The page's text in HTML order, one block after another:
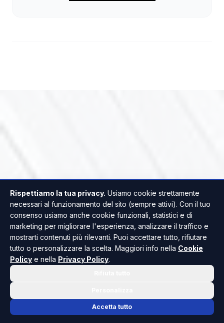
Rispettiamo la tua privacy. Usiamo cookie strettamente
necessari al funzionamento del sito (sempre attivi). Con il tuo
consenso usiamo anche cookie funzionali, statistici e di
marketing per migliorare l'esperienza, analizzare il traffico e
mostrarti contenuti più rilevanti. Puoi accettare tutto, rifiutare
tutto o personalizzare la scelta. Maggiori info nella Cookie
Policy e nella Privacy Policy.
Accetta tutto